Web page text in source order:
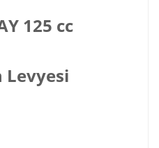
125 cc
Levyesi